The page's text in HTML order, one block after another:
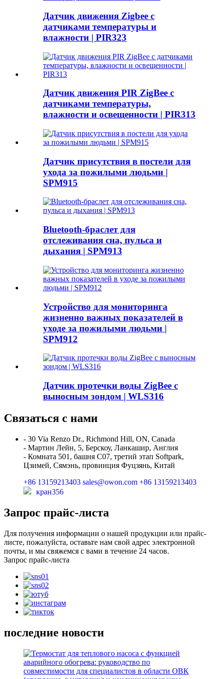
Датчик движения Zigbee с
датчиками температуры и
влажности | PIR323
Датчик движения PIR ZigBee с
датчиками температуры,
влажности и освещенности | PIR313
Датчик присутствия в постели для
ухода за пожилыми людьми |
SPM915
Bluetooth-браслет для
отслеживания сна, пульса и
дыхания | SPM913
Устройство для мониторинга
жизненно важных показателей в
уходе за пожилыми людьми |
SPM912
Датчик протечки воды ZigBee с
выносным зондом | WLS316
Связаться с нами
- 30 Via Renzo Dr., Richmond Hill, ON, Canada
- Мартин Лейн, 5, Берскоу, Ланкашир, Англия
- Комната 501, башня C07, третий этап Softpark,
Цзимей, Сямэнь, провинция Фуцзянь, Китай
+86 13159213403 sales@owon.com +86 13159213403
кран356
Запрос прайс-листа
Для получения информации о нашей продукции или прайс-
листе, пожалуйста, оставьте нам свой адрес электронной
почты, и мы свяжемся с вами в течение 24 часов.
Запрос прайс-листа
последние новости